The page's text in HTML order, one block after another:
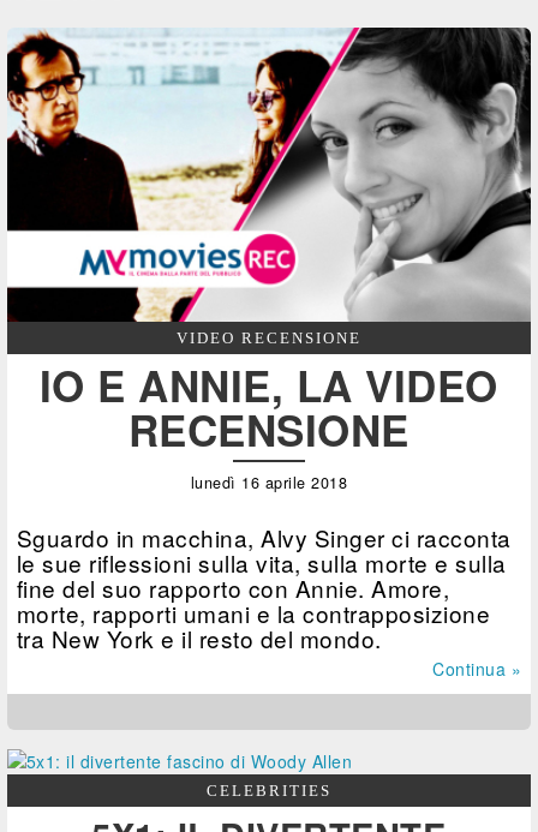
VIDEO RECENSIONE
IO E ANNIE, LA VIDEO
RECENSIONE
lunedì 16 aprile 2018
Sguardo in macchina, Alvy Singer ci racconta
le sue riflessioni sulla vita, sulla morte e sulla
fine del suo rapporto con Annie. Amore,
morte, rapporti umani e la contrapposizione
tra New York e il resto del mondo.
Continua »
CELEBRITIES